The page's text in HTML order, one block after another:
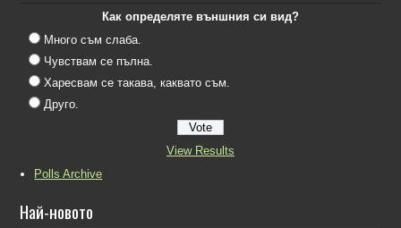
Как определяте външния си вид?
Много съм слаба.
Чувствам се пълна.
Харесвам се такава, каквато съм.
Друго.
View Results
Polls Archive
Най-новото